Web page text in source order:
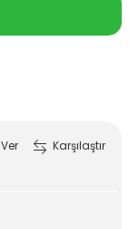
Karşılaştır